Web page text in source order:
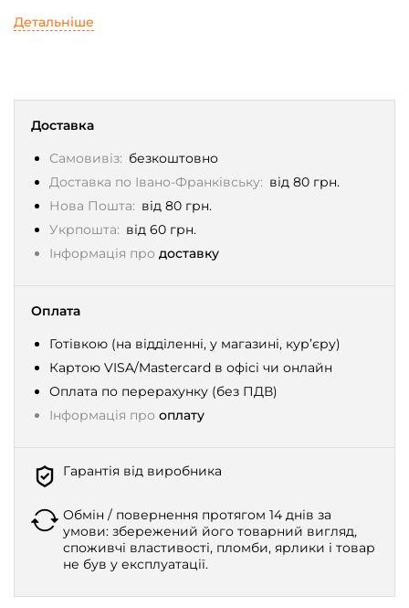
Доставка
Самовивіз: безкоштовно
Доставка по Івано-Франківську: від 80 грн.
Нова Пошта: від 80 грн.
Укрпошта: від 60 грн.
Інформація про доставку
Оплата
Готівкою (на відділенні, у магазині, кур’єру)
Картою VISA/Mastercard в офісі чи онлайн
Оплата по перерахунку (без ПДВ)
Інформація про оплату
Гарантія від виробника
Обмін / повернення протягом 14 днів за
умови: збережений його товарний вигляд,
споживчі властивості, пломби, ярлики і товар
не був у експлуатації.
Детальніше